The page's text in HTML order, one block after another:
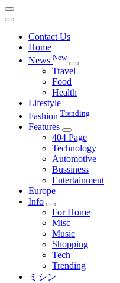
Contact Us
Home
News New
Travel
Food
Health
Lifestyle
Fashion Trending
Features
404 Page
Technology
Automotive
Bussiness
Entertainment
Europe
Info
For Home
Misc
Music
Shopping
Tech
Trending
ミシン